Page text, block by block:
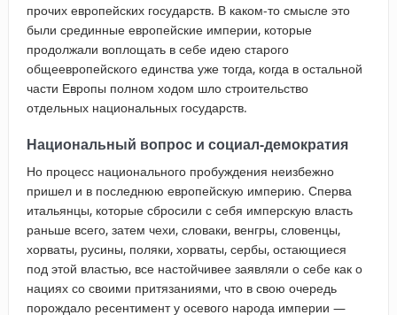
прочих европейских государств. В каком-то смысле это
были срединные европейские империи, которые
продолжали воплощать в себе идею старого
общеевропейского единства уже тогда, когда в остальной
части Европы полном ходом шло строительство
отдельных национальных государств.
Национальный вопрос и социал-демократия
Но процесс национального пробуждения неизбежно
пришел и в последнюю европейскую империю. Сперва
итальянцы, которые сбросили с себя имперскую власть
раньше всего, затем чехи, словаки, венгры, словенцы,
хорваты, русины, поляки, хорваты, сербы, остающиеся
под этой властью, все настойчивее заявляли о себе как о
нациях со своими притязаниями, что в свою очередь
порождало ресентимент у осевого народа империи —